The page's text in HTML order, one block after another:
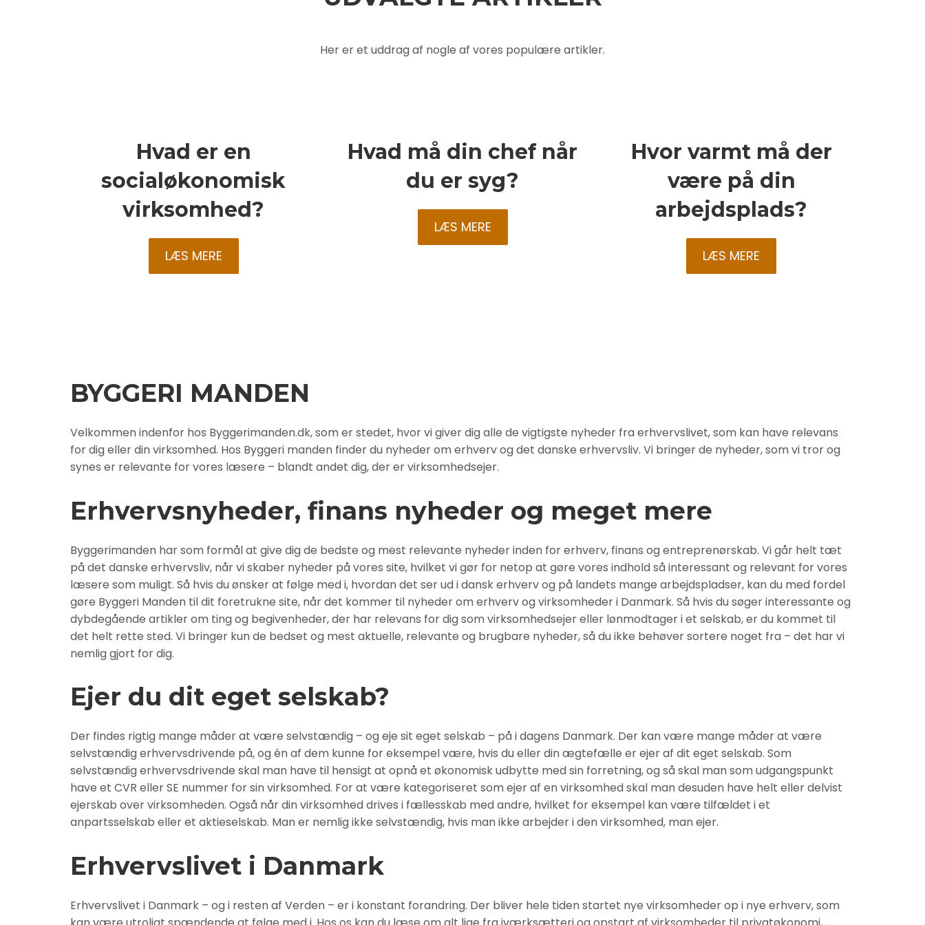
Her er et uddrag af nogle af vores populære artikler.
Hvad er en
socialøkonomisk
virksomhed?
LÆS MERE
Hvad må din chef når
du er syg?
LÆS MERE
Hvor varmt må der
være på din
arbejdsplads?
LÆS MERE
BYGGERI MANDEN
Velkommen indenfor hos Byggerimanden.dk, som er stedet, hvor vi giver dig alle de vigtigste nyheder fra erhvervslivet, som kan have relevans
for dig eller din virksomhed. Hos Byggeri manden finder du nyheder om erhverv og det danske erhvervsliv. Vi bringer de nyheder, som vi tror og
synes er relevante for vores læsere – blandt andet dig, der er virksomhedsejer.
Erhvervsnyheder, finans nyheder og meget mere
Byggerimanden har som formål at give dig de bedste og mest relevante nyheder inden for erhverv, finans og entreprenørskab. Vi går helt tæt
på det danske erhvervsliv, når vi skaber nyheder på vores site, hvilket vi gør for netop at gøre vores indhold så interessant og relevant for vores
læsere som muligt. Så hvis du ønsker at følge med i, hvordan det ser ud i dansk erhverv og på landets mange arbejdspladser, kan du med fordel
gøre Byggeri Manden til dit foretrukne site, når det kommer til nyheder om erhverv og virksomheder i Danmark. Så hvis du søger interessante og
dybdegående artikler om ting og begivenheder, der har relevans for dig som virksomhedsejer eller lønmodtager i et selskab, er du kommet til
det helt rette sted. Vi bringer kun de bedset og mest aktuelle, relevante og brugbare nyheder, så du ikke behøver sortere noget fra – det har vi
nemlig gjort for dig.
Ejer du dit eget selskab?
Der findes rigtig mange måder at være selvstændig – og eje sit eget selskab – på i dagens Danmark. Der kan være mange måder at være
selvstændig erhvervsdrivende på, og én af dem kunne for eksempel være, hvis du eller din ægtefælle er ejer af dit eget selskab. Som
selvstændig erhvervsdrivende skal man have til hensigt at opnå et økonomisk udbytte med sin forretning, og så skal man som udgangspunkt
have et CVR eller SE nummer for sin virksomhed. For at være kategoriseret som ejer af en virksomhed skal man desuden have helt eller delvist
ejerskab over virksomheden. Også når din virksomhed drives i fællesskab med andre, hvilket for eksempel kan være tilfældet i et
anpartsselskab eller et aktieselskab. Man er nemlig ikke selvstændig, hvis man ikke arbejder i den virksomhed, man ejer.
Erhvervslivet i Danmark
Erhvervslivet i Danmark – og i resten af Verden – er i konstant forandring. Der bliver hele tiden startet nye virksomheder op i nye erhverv, som